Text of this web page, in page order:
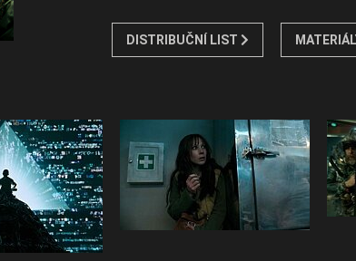
DISTRIBUČNÍ LIST